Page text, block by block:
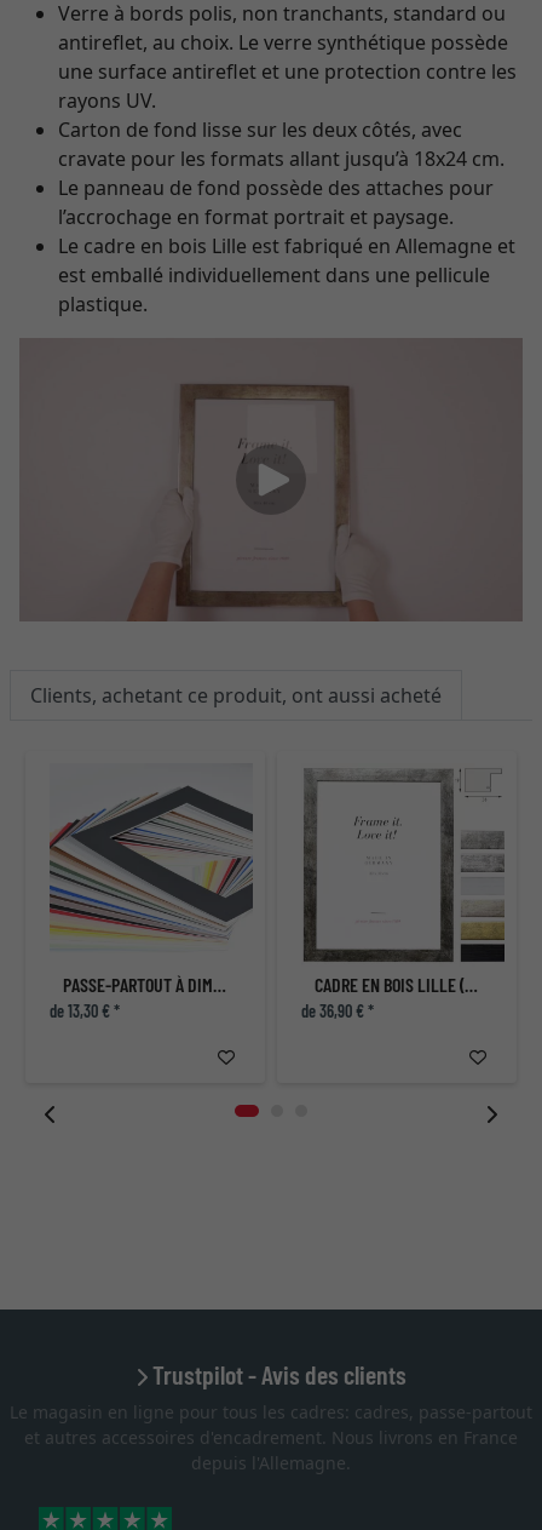
Verre à bords polis, non tranchants, standard ou
antireflet, au choix. Le verre synthétique possède
une surface antireflet et une protection contre les
rayons UV.
Carton de fond lisse sur les deux côtés, avec
cravate pour les formats allant jusqu’à 18x24 cm.
Le panneau de fond possède des attaches pour
l’accrochage en format portrait et paysage.
Le cadre en bois Lille est fabriqué en Allemagne et
est emballé individuellement dans une pellicule
plastique.
Clients, achetant ce produit, ont aussi acheté
PASSE-PARTOUT À DIMENSIONS NON STANDARD
de 13,30 € *
CADRE EN BOIS LILLE (MDF)
de 36,90 € *
Trustpilot - Avis des clients
Le magasin en ligne pour tous les cadres: cadres, passe-partout
et autres accessoires d'encadrement. Nous livrons en France
depuis l'Allemagne.